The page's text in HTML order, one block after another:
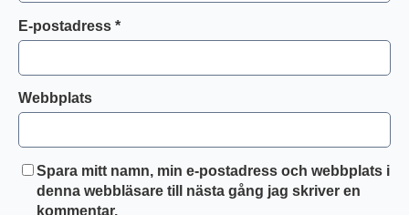
E-postadress *
Webbplats
Spara mitt namn, min e-postadress och webbplats i
denna webbläsare till nästa gång jag skriver en
kommentar.